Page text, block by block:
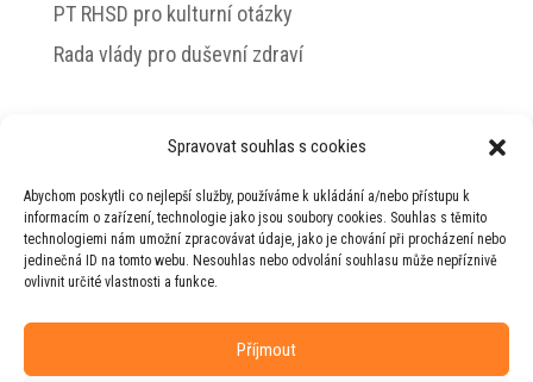
Spravovat souhlas s cookies
Abychom poskytli co nejlepší služby, používáme k ukládání a/nebo přístupu k
informacím o zařízení, technologie jako jsou soubory cookies. Souhlas s těmito
technologiemi nám umožní zpracovávat údaje, jako je chování při procházení nebo
jedinečná ID na tomto webu. Nesouhlas nebo odvolání souhlasu může nepříznivě
ovlivnit určité vlastnosti a funkce.
Příjmout
PT RHSD pro kulturní otázky
Rada vlády pro duševní zdraví
Horeckého
Web vytvořila firmaRUDIve spolupráci s
agenturou